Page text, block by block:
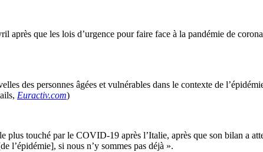
après que les lois d’urgence pour faire face à la pandémie de
des personnes âgées et vulnérables dans le contexte de
Euractiv.com)
plus touché par le COVID-19 après l’Italie, après que son bilan a
l’épidémie], si nous n’y sommes pas déjà ».